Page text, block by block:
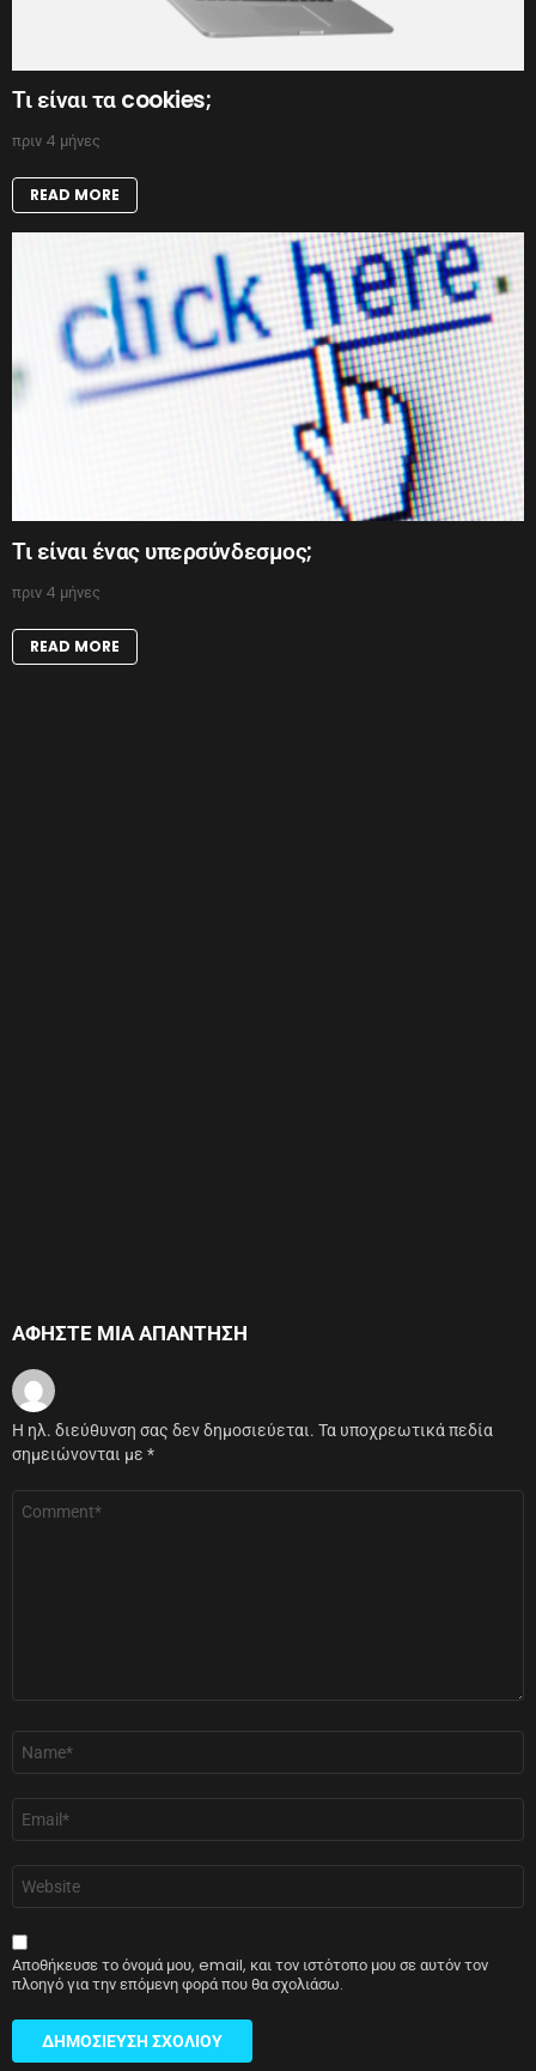
Τι είναι τα cookies;
πριν 4 μήνες
READ MORE
Τι είναι ένας υπερσύνδεσμος;
πριν 4 μήνες
READ MORE
ΑΦΉΣΤΕ ΜΙΑ ΑΠΆΝΤΗΣΗ
Η ηλ. διεύθυνση σας δεν δημοσιεύεται. Τα υποχρεωτικά πεδία
σημειώνονται με *
Σχόλιο
Όνομα
Email
Ιστότοπος
Αποθήκευσε το όνομά μου, email, και τον ιστότοπο μου σε αυτόν τον
πλοηγό για την επόμενη φορά που θα σχολιάσω.